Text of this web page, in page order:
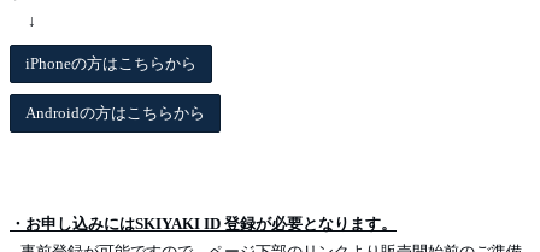
↓
iPhoneの方はこちらから
Androidの方はこちらから
・お申し込みにはSKIYAKI ID 登録が必要となります。